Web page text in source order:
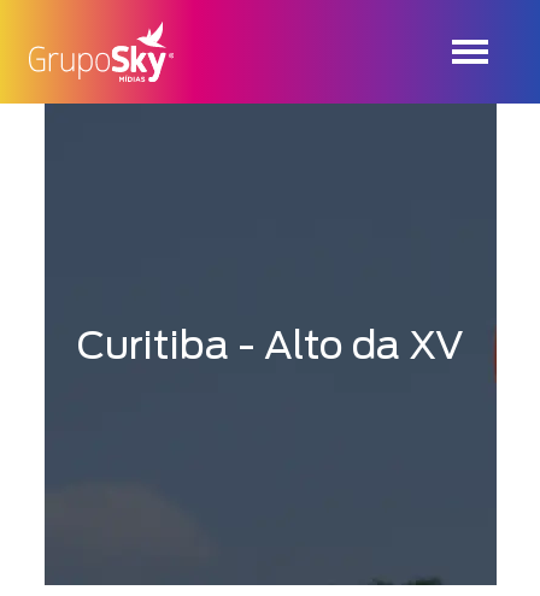
Curitiba - Alto da XV